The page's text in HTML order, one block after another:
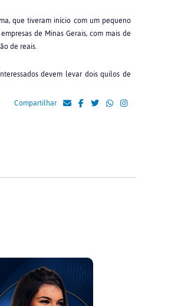
que tiveram início com um pequeno
de Minas Gerais, com mais de
de reais.
devem levar dois quilos de
Compartilhar